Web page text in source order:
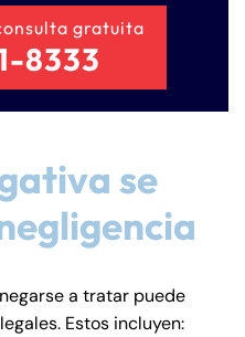
gratuita
8333
se
a tratar puede
Estos incluyen:
Office Hours
8:30 AM – 5:00
PM
8:30 AM – 5:00
PM
Office Hours
8:30 AM – 5:00
PM
8:30 AM – 5:00
PM